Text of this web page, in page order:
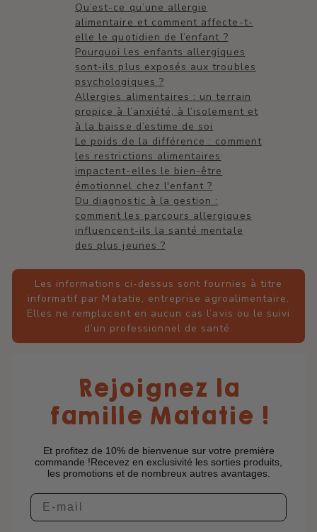
Qu’est-ce qu’une allergie
alimentaire et comment affecte-t-
elle le quotidien de l’enfant ?
Pourquoi les enfants allergiques
sont-ils plus exposés aux troubles
psychologiques ?
Allergies alimentaires : un terrain
propice à l’anxiété, à l’isolement et
à la baisse d’estime de soi
Le poids de la différence : comment
les restrictions alimentaires
impactent-elles le bien-être
émotionnel chez l'enfant ?
Du diagnostic à la gestion :
comment les parcours allergiques
influencent-ils la santé mentale
des plus jeunes ?
Les informations ci-dessus sont fournies à titre
informatif par Matatie, entreprise agroalimentaire.
Elles ne remplacent en aucun cas l’avis ou le suivi
d’un professionnel de santé.
Rejoignez la
famille Matatie !
Et profitez de 10% de bienvenue sur votre première
commande !Recevez en exclusivité les sorties produits,
les promotions et de nombreux autres avantages.